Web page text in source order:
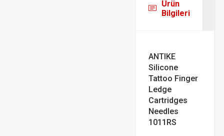
Ürün
Bilgileri
ANTIKE
Silicone
Tattoo Finger
Ledge
Cartridges
Needles
1011RS